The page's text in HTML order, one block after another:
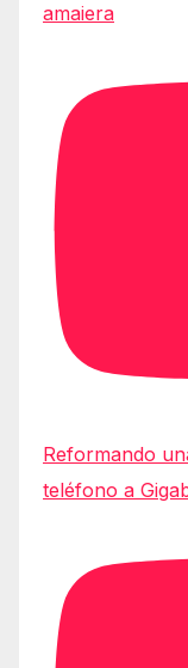
amaiera
Reformando
teléfono a